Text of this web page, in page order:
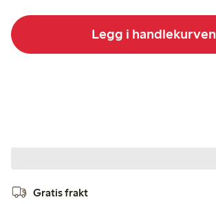
Legg i handlekurven
Gratis frakt